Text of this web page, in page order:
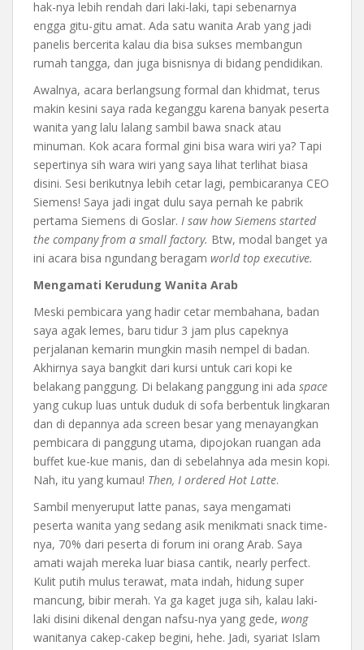
hak-nya lebih rendah dari laki-laki, tapi sebenarnya
engga gitu-gitu amat. Ada satu wanita Arab yang jadi
panelis bercerita kalau dia bisa sukses membangun
rumah tangga, dan juga bisnisnya di bidang pendidikan.
Awalnya, acara berlangsung formal dan khidmat, terus
makin kesini saya rada keganggu karena banyak peserta
wanita yang lalu lalang sambil bawa snack atau
minuman. Kok acara formal gini bisa wara wiri ya? Tapi
sepertinya sih wara wiri yang saya lihat terlihat biasa
disini. Sesi berikutnya lebih cetar lagi, pembicaranya CEO
Siemens! Saya jadi ingat dulu saya pernah ke pabrik
pertama Siemens di Goslar. I saw how Siemens started
the company from a small factory. Btw, modal banget ya
ini acara bisa ngundang beragam world top executive.
Mengamati Kerudung Wanita Arab
Meski pembicara yang hadir cetar membahana, badan
saya agak lemes, baru tidur 3 jam plus capeknya
perjalanan kemarin mungkin masih nempel di badan.
Akhirnya saya bangkit dari kursi untuk cari kopi ke
belakang panggung. Di belakang panggung ini ada space
yang cukup luas untuk duduk di sofa berbentuk lingkaran
dan di depannya ada screen besar yang menayangkan
pembicara di panggung utama, dipojokan ruangan ada
buffet kue-kue manis, dan di sebelahnya ada mesin kopi.
Nah, itu yang kumau! Then, I ordered Hot Latte.
Sambil menyeruput latte panas, saya mengamati
peserta wanita yang sedang asik menikmati snack time-
nya, 70% dari peserta di forum ini orang Arab. Saya
amati wajah mereka luar biasa cantik, nearly perfect.
Kulit putih mulus terawat, mata indah, hidung super
mancung, bibir merah. Ya ga kaget juga sih, kalau laki-
laki disini dikenal dengan nafsu-nya yang gede, wong
wanitanya cakep-cakep begini, hehe. Jadi, syariat Islam